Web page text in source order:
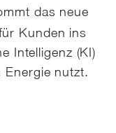
das neue
Kunden ins
Intelligenz (KI)
Energie nutzt.